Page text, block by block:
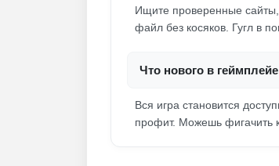
Ищите проверенные сайты,
файл без косяков. Гугл в
Что нового в
Вся игра становится
профит. Можешь фигачить